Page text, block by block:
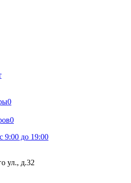
0
0
c 9:00 до 19:00
ул., д.32